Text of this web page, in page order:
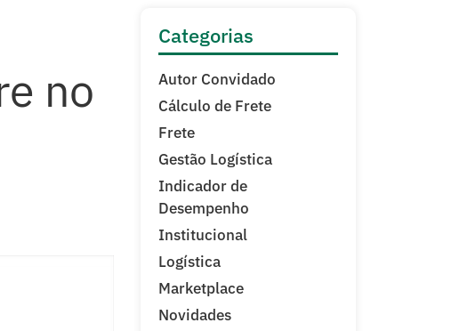
no
Categorias
Autor Convidado
Cálculo de Frete
Frete
Gestão Logística
Indicador de
Desempenho
Institucional
Logística
Marketplace
Novidades